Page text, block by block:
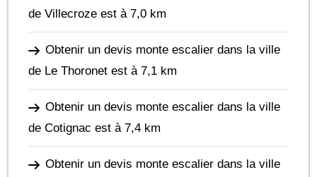
de Villecroze est à 7,0 km
Obtenir un devis monte escalier dans la ville
de Le Thoronet est à 7,1 km
Obtenir un devis monte escalier dans la ville
de Cotignac est à 7,4 km
Obtenir un devis monte escalier dans la ville